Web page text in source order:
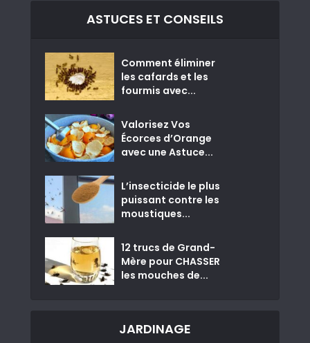
ASTUCES ET CONSEILS
Comment éliminer
les cafards et les
fourmis avec...
Valorisez Vos
Écorces d’Orange
avec une Astuce...
L’insecticide le plus
puissant contre les
moustiques...
12 trucs de Grand-
Mère pour CHASSER
les mouches de...
JARDINAGE